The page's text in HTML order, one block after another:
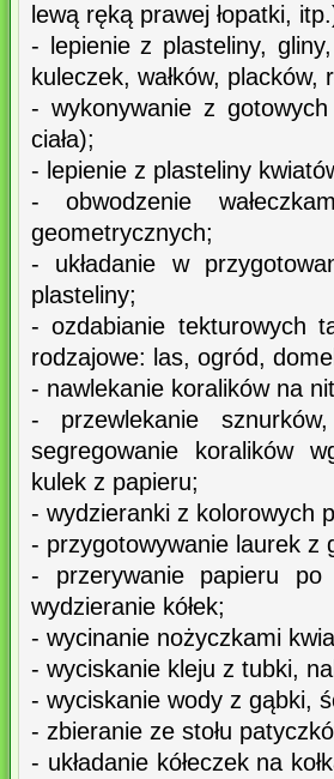
lewą ręką prawej łopatki,
- lepienie z plasteliny,
kuleczek, wałków, placków,
- wykonywanie z
ciała);
- lepienie z plasteliny
- obwodzenie
geometrycznych;
- układanie w
plasteliny;
- ozdabianie tekturowych
rodzajowe: las, ogród,
- nawlekanie koralików na
- przewlekanie
segregowanie koralików
kulek z papieru;
- wydzieranki z kolorowych
- przygotowywanie laurek z
- przerywanie papieru
wydzieranie kółek;
- wycinanie nożyczkami
- wyciskanie kleju z tubki,
- wyciskanie wody z gąbki,
- zbieranie ze stołu
- układanie kółeczek na